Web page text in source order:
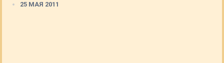
25 МАЯ 2011